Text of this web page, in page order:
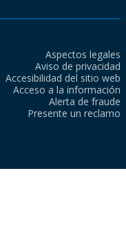
Aspectos legales
Aviso de privacidad
Accesibilidad del sitio web
Acceso a la información
Alerta de fraude
Presente un reclamo